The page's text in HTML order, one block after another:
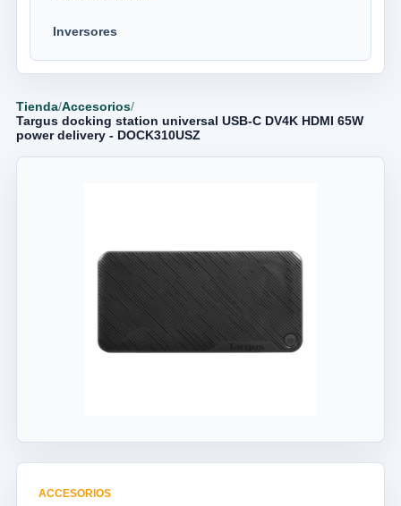
Inversores
Tienda/Accesorios/
Targus docking station universal USB-C DV4K HDMI 65W
power delivery - DOCK310USZ
ACCESORIOS